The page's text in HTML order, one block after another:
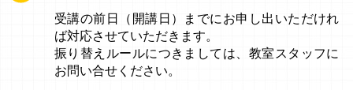
受講の前日（開講日）までにお申し出いただけれ
ば対応させていただきます。
振り替えルールにつきましては、教室スタッフに
お問い合せください。